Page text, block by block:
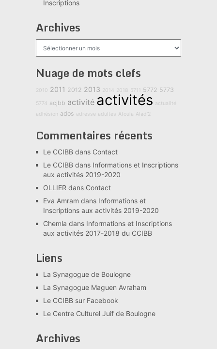
Inscriptions
Archives
Nuage de mots clefs
2010 2011 2012 2013 2014 2018 5711 5772 5773
5774 acjbb activité activités actualité
adhésion ados adresse adultes Afoula Alad'2
Commentaires récents
Le CCIBBdans Contact
Le CCIBBdans Informations et Inscriptions
aux activités 2019-2020
OLLIER dans Contact
Eva Amram dans Informations et
Inscriptions aux activités 2019-2020
Chemla dans Informations et Inscriptions
aux activités 2017-2018 du CCIBB
Liens
La Synagogue de Boulogne
La Synagogue Maguen Avraham
Le CCIBB sur Facebook
Le Centre Culturel Juif de Boulogne
Archives